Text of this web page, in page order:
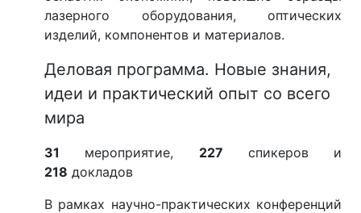
лазерного оборудования, оптических
изделий, компонентов и материалов.
Деловая программа. Новые знания,
идеи и практический опыт со всего
мира
31 мероприятие, 227 спикеров и
218 докладов
В рамках научно-практических конференций